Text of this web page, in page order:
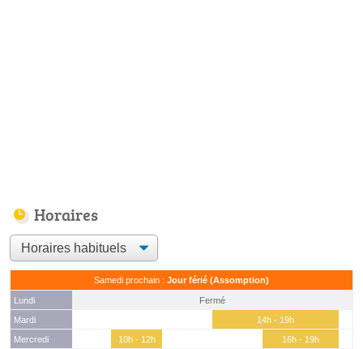
Horaires
Samedi prochain : Jour férié (Assomption)
Lundi
Fermé
Mardi
14h - 19h
Mercredi
10h - 12h
16h - 19h